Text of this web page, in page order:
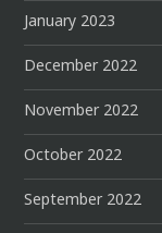
January 2023
December 2022
November 2022
October 2022
September 2022